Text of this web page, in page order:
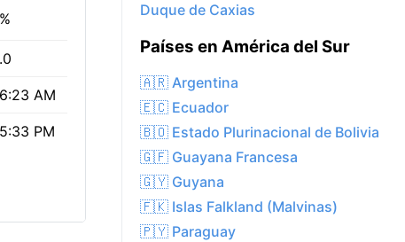
AM
PM
Duque de Caxias
Países en América del Sur
🇦🇷 Argentina
🇪🇨 Ecuador
🇧🇴 Estado Plurinacional de Bolivia
🇬🇫 Guayana Francesa
🇬🇾 Guyana
🇫🇰 Islas Falkland (Malvinas)
🇵🇾 Paraguay